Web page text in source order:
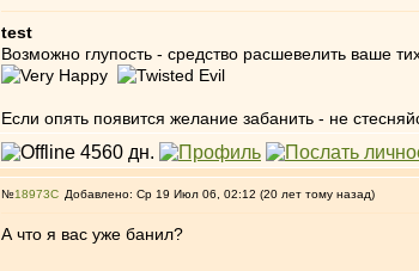
test
Возможно глупость - средство расшевелить ваше
Если опять появится желание забанить - не
№18973 Добавлено: Ср 19 Июл 06, 02:12 (20 лет тому назад)
А что я вас уже банил?